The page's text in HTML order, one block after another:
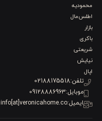
محمودیه
اطلس‌مال
بازار
باکری
شریعتی
نیایش
اپال
تلفن:02188175518
موبایل:09128886963
ایمیل:info[at]veronicahome.co